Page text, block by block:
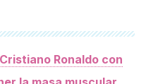
Ronaldo con